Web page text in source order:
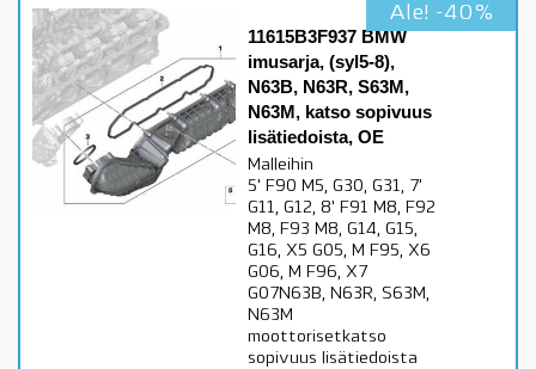
Ale! -40%
11615B3F937 BMW
imusarja, (syl5-8),
N63B, N63R, S63M,
N63M, katso sopivuus
lisätiedoista, OE
Malleihin
5' F90 M5, G30, G31, 7'
G11, G12, 8' F91 M8, F92
M8, F93 M8, G14, G15,
G16, X5 G05, M F95, X6
G06, M F96, X7
G07N63B, N63R, S63M,
N63M
moottorisetkatso
sopivuus lisätiedoista